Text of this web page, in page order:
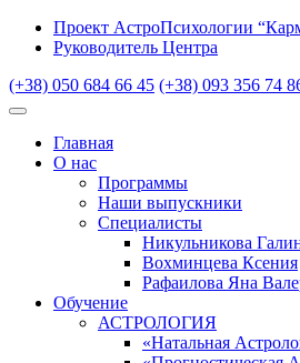
Проект АстроПсихологии
Руководитель Центра
(+38) 050 684 66 45 (+38) 093 356 74
Главная
О нас
Программы
Наши выпускники
Специалисты
Никульникова
Вохминцева Ксения
Рафаилова Яна
Обучение
АСТРОЛОГИЯ
«Натальная